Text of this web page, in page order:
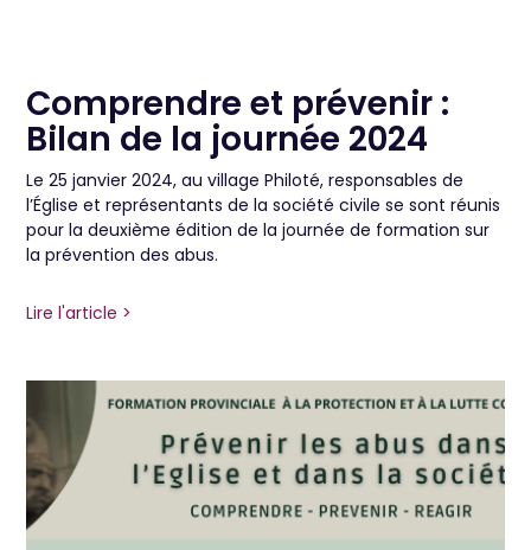
Comprendre et prévenir :
Bilan de la journée 2024
Le 25 janvier 2024, au village Philoté, responsables de
l’Église et représentants de la société civile se sont réunis
pour la deuxième édition de la journée de formation sur
la prévention des abus.
Lire l'article >